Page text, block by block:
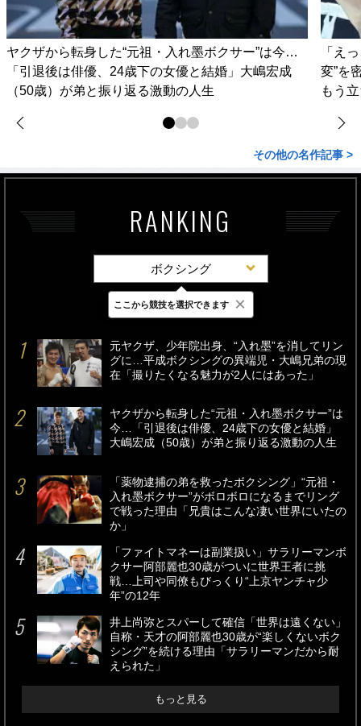
ヤクザから転身した“元祖・入れ墨ボクサー”は今…
「引退後は俳優、24歳下の女優と結婚」大嶋宏成
（50歳）が弟と振り返る激動の人生
「え
変”を
もう
その他の名作記事 >
RANKING
ボクシング
最新 24時間 週間
元ヤクザ、少年院出身、“入れ墨”を消してリン
グに…平成ボクシングの異端児・大嶋兄弟の現
在「撮りたくなる魅力が2人にはあった」
ヤクザから転身した“元祖・入れ墨ボクサー”は
今…「引退後は俳優、24歳下の女優と結婚」
大嶋宏成（50歳）が弟と振り返る激動の人生
「薬物逮捕の弟を救ったボクシング」“元祖・
入れ墨ボクサー”がボロボロになるまでリング
で戦った理由「兄貴はこんな凄い世界にいたの
か」
「ファイトマネーは副業扱い」サラリーマンボ
クサー阿部麗也30歳がついに世界王者に挑
戦…上司や同僚もびっくり“上京ヤンチャ少
年”の12年
井上尚弥とスパーして確信「世界は遠くない」
自称・天才の阿部麗也30歳が“楽しくないボク
シング”を続ける理由「サラリーマンだから耐
えられた」
もっと見る
ここから競技を選択できます ×